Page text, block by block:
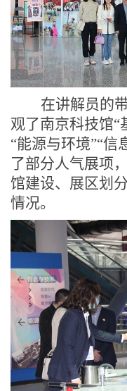
在讲解员的
观了南京科技馆“
“能源与环境”“信
了部分人气展项
馆建设、展区划
情况。